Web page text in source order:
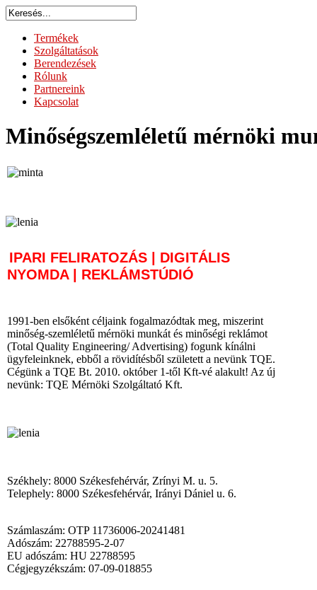
Termékek
Szolgáltatások
Berendezések
Rólunk
Partnereink
Kapcsolat
Minőségszemléletű mérnöki
IPARI FELIRATOZÁS | DIGITÁLIS
NYOMDA | REKLÁMSTÚDIÓ
1991-ben elsőként céljaink fogalmazódtak meg, miszerint
minőség-szemléletű mérnöki munkát és minőségi reklámot
(Total Quality Engineering/ Advertising) fogunk kínálni
ügyfeleinknek, ebből a rövidítésből született a nevünk TQE.
Cégünk a TQE Bt. 2010. október 1-től Kft-vé alakult! Az új
nevünk: TQE Mérnöki Szolgáltató Kft.
Székhely: 8000 Székesfehérvár, Zrínyi M. u. 5.
Telephely: 8000 Székesfehérvár, Irányi Dániel u. 6.
Számlaszám: OTP 11736006-20241481
Adószám: 22788595-2-07
EU adószám: HU 22788595
Cégjegyzékszám: 07-09-018855